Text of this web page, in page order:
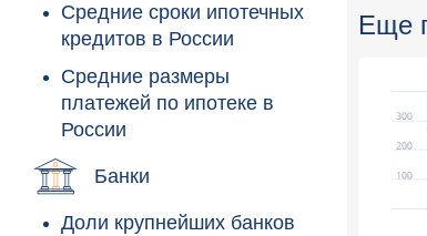
Средние сроки ипотечных
кредитов в России
Средние размеры
платежей по ипотеке в
России
Банки
Доли крупнейших банков
Еще